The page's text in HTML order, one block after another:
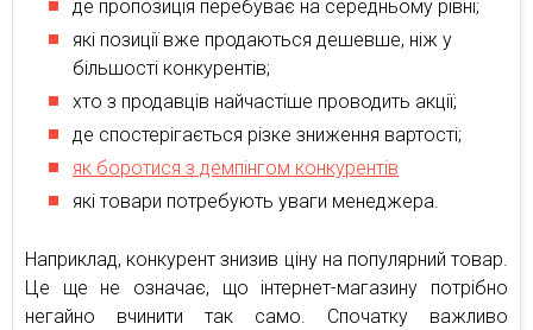
де пропозиція перебуває на середньому рівні;
які позиції вже продаються дешевше, ніж у
більшості конкурентів;
хто з продавців найчастіше проводить акції;
де спостерігається різке зниження вартості;
як боротися з демпінгом конкурентів
які товари потребують уваги менеджера.
Наприклад, конкурент знизив ціну на популярний товар.
Це ще не означає, що інтернет-магазину потрібно
негайно вчинити так само. Спочатку важливо